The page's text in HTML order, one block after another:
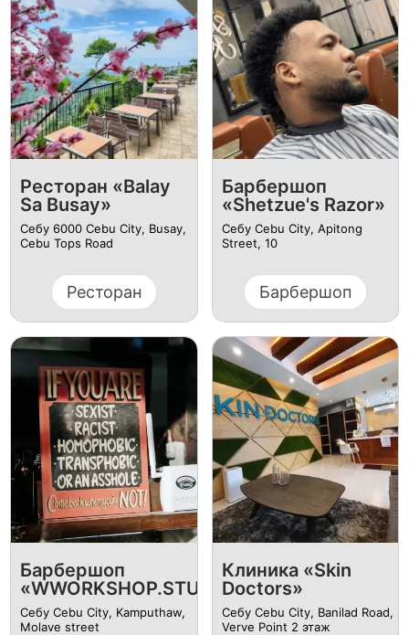
Ресторан «Balay
Sa Busay»
Себу 6000 Cebu City, Busay,
Cebu Tops Road
Ресторан
Барбершоп
«Shetzue's Razor»
Себу Cebu City, Apitong
Street, 10
Барбершоп
Барбершоп
«WWORKSHOP.STUDIO»
Себу Cebu City, Kamputhaw,
Molave street
Клиника «Skin
Doctors»
Себу Cebu City, Banilad Road,
Verve Point 2 этаж